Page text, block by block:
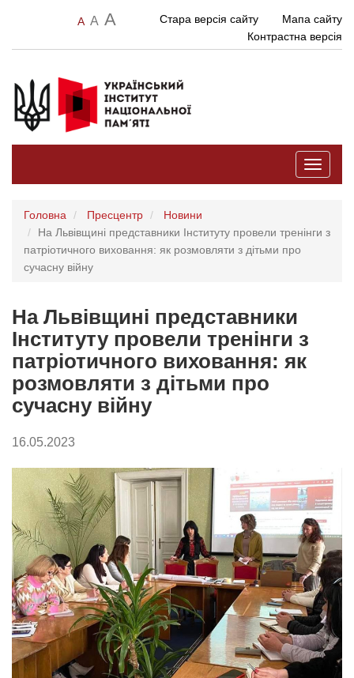
A A A Стара версія сайту
Мапа сайту
Контрастна версія
Toggle
Головна Пресцентр
Новини
На Львівщині представники Інституту провели тренінги з
патріотичного виховання: як розмовляти з дітьми про
сучасну війну
На Львівщині представники
Інституту провели тренінги з
патріотичного виховання: як
розмовляти з дітьми про
сучасну війну
16.05.2023